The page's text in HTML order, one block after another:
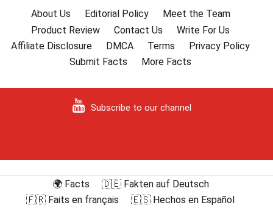
About Us Editorial Policy
Meet the Team
Product Review
Contact Us
Write For Us
Affiliate Disclosure
DMCA Terms
Privacy Policy
Submit Facts
More Facts
Subscribe to our channel
🌍 Facts
🇩🇪 Fakten auf Deutsch
🇫🇷 Faits en français
🇪🇸 Hechos en Español